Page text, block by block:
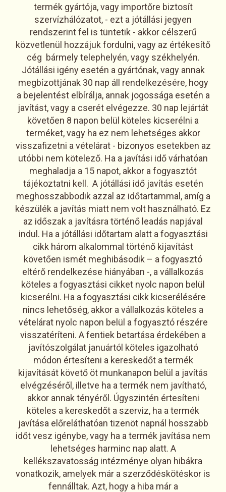
termék gyártója, vagy importőre biztosít
szervízhálózatot, - ezt a jótállási jegyen
rendszerint fel is tüntetik - akkor célszerű
közvetlenül hozzájuk fordulni, vagy az értékesítő
cég bármely telephelyén, vagy székhelyén.
Jótállási igény esetén a gyártónak, vagy annak
megbízottjának 30 nap áll rendelkezésére, hogy
a bejelentést elbírálja, annak jogossága esetén a
javítást, vagy a cserét elvégezze. 30 nap lejártát
követően 8 napon belül köteles kicserélni a
terméket, vagy ha ez nem lehetséges akkor
visszafizetni a vételárat - bizonyos esetekben az
utóbbi nem kötelező. Ha a javítási idő várhatóan
meghaladja a 15 napot, akkor a fogyasztót
tájékoztatni kell. A jótállási idő javítás esetén
meghosszabbodik azzal az időtartammal, amíg a
készülék a javítás miatt nem volt használható. Ez
az időszak a javításra történő leadás napjával
indul. Ha a jótállási időtartam alatt a fogyasztási
cikk három alkalommal történő kijavítást
követően ismét meghibásodik – a fogyasztó
eltérő rendelkezése hiányában -, a vállalkozás
köteles a fogyasztási cikket nyolc napon belül
kicserélni. Ha a fogyasztási cikk kicserélésére
nincs lehetőség, akkor a vállalkozás köteles a
vételárat nyolc napon belül a fogyasztó részére
visszatéríteni. A fentiek betartása érdekében a
javítószolgálat januártól köteles igazolható
módon értesíteni a kereskedőt a termék
kijavítását követő öt munkanapon belül a javítás
elvégzéséről, illetve ha a termék nem javítható,
akkor annak tényéről. Úgyszintén értesíteni
köteles a kereskedőt a szerviz, ha a termék
javítása előreláthatóan tizenöt napnál hosszabb
időt vesz igénybe, vagy ha a termék javítása nem
lehetséges harminc nap alatt. A
kellékszavatosság intézménye olyan hibákra
vonatkozik, amelyek már a szerződéskötéskor is
fennálltak. Azt, hogy a hiba már a